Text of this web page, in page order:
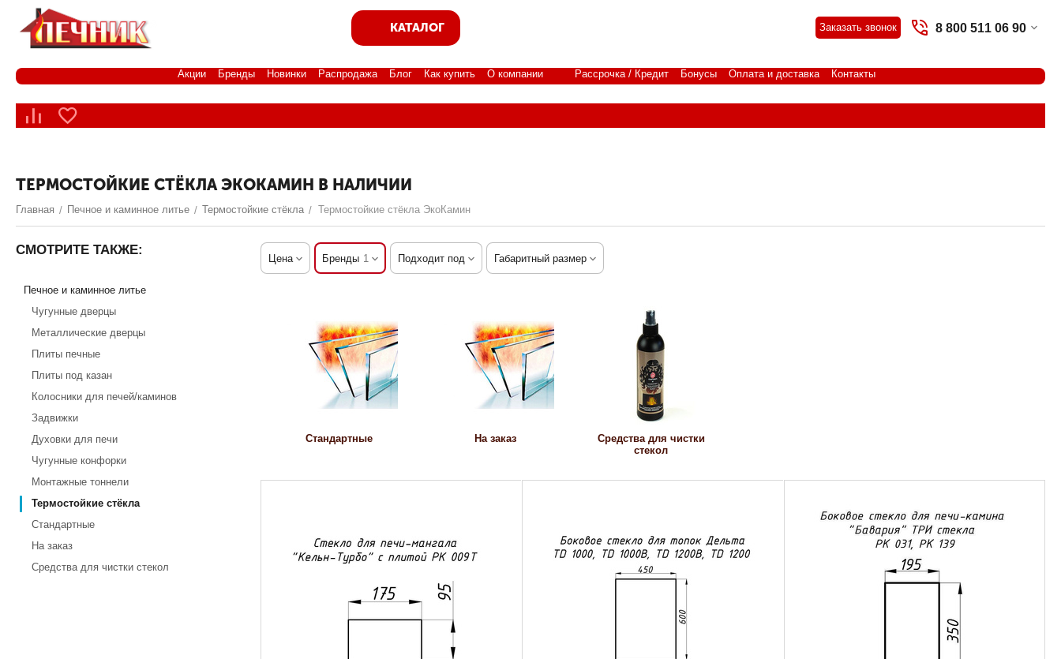
КАТАЛОГ Заказать звонок 8 800 511 06 90
Акции Бренды Новинки Распродажа Блог Как купить О компании Рассрочка / Кредит Бонусы Оплата и доставка Контакты
ТЕРМОСТОЙКИЕ СТЁКЛА ЭКОКАМИН В НАЛИЧИИ
Главная / Печное и каминное литье / Термостойкие стёкла / Термостойкие стёкла ЭкоКамин
Цена Бренды 1 Подходит под Габаритный размер
Стандартные На заказ
Средства для чистки
стекол
СМОТРИТЕ ТАКЖЕ:
Печное и каминное литье
Чугунные дверцы
Металлические дверцы
Плиты печные
Плиты под казан
Колосники для печей/каминов
Задвижки
Духовки для печи
Чугунные конфорки
Монтажные тоннели
Термостойкие стёкла
Стандартные
На заказ
Средства для чистки стекол